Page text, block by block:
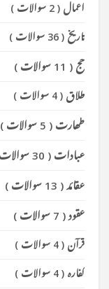
اعمال ( 2 سوالات )
تاریخ ( 36 سوالات )
حج ( 11 سوالات )
طلاق ( 4 سوالات )
طھارت ( 5 سوالات )
عبادات ( 30 سوالات
عقائد( 13 سوالات )
عقود ( 7 سوالات )
قرآن ( 4 سوالات )
کفارہ ( 4 سوالات )